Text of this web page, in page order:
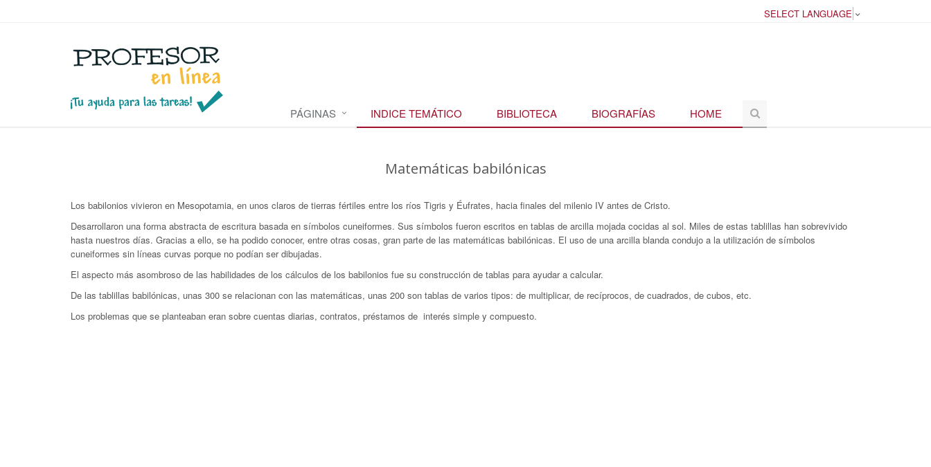
SELECT LANGUAGE
PÁGINAS INDICE TEMÁTICO BIBLIOTECA BIOGRAFÍAS HOME
Matemáticas babilónicas
Los babilonios vivieron en Mesopotamia, en unos claros de tierras fértiles entre los ríos Tigris y Éufrates, hacia finales del milenio IV antes de Cristo.
Desarrollaron una forma abstracta de escritura basada en símbolos cuneiformes. Sus símbolos fueron escritos en tablas de arcilla mojada cocidas al sol. Miles de estas tablillas han sobrevivido
hasta nuestros días. Gracias a ello, se ha podido conocer, entre otras cosas, gran parte de las matemáticas babilónicas. El uso de una arcilla blanda condujo a la utilización de símbolos
cuneiformes sin líneas curvas porque no podían ser dibujadas.
El aspecto más asombroso de las habilidades de los cálculos de los babilonios fue su construcción de tablas para ayudar a calcular.
De las tablillas babilónicas, unas 300 se relacionan con las matemáticas, unas 200 son tablas de varios tipos: de multiplicar, de recíprocos, de cuadrados, de cubos, etc.
Los problemas que se planteaban eran sobre cuentas diarias, contratos, préstamos de interés simple y compuesto.